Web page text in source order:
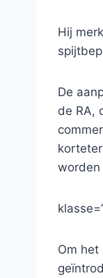
Hij
De
de RA,
worden
Om het